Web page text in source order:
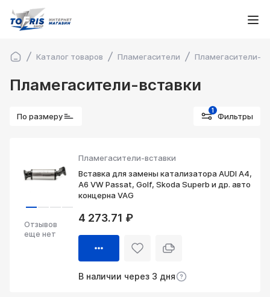
Каталог товаров Пламегасители Пламегасители-
Пламегасители-вставки
По размеру
1
Фильтры
Пламегасители-вставки
Вставка для замены катализатора AUDI A4,
A6 VW Passat, Golf, Skoda Superb и др. авто
концерна VAG
Отзывов
еще нет
4 273.71 ₽
В наличии через 3 дня